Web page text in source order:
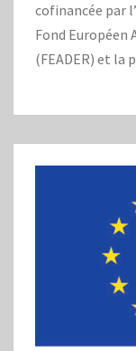
cofinancée par
Fond Européen
(FEADER) et la